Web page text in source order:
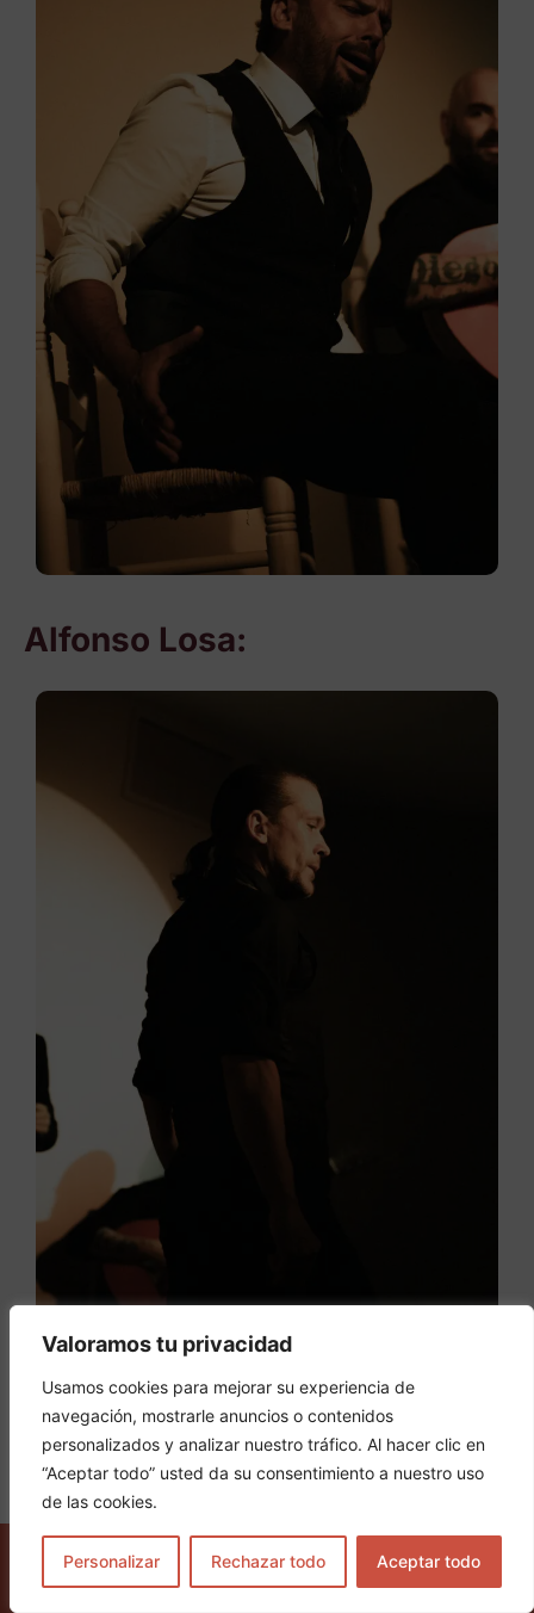
Valoramos tu privacidad
Usamos cookies para mejorar su experiencia de
navegación, mostrarle anuncios o contenidos
personalizados y analizar nuestro tráfico. Al hacer clic en
“Aceptar todo” usted da su consentimiento a nuestro uso
de las cookies.
Personalizar Rechazar todo Aceptar todo
COMPRAR ENTRADAS
Alfonso Losa: